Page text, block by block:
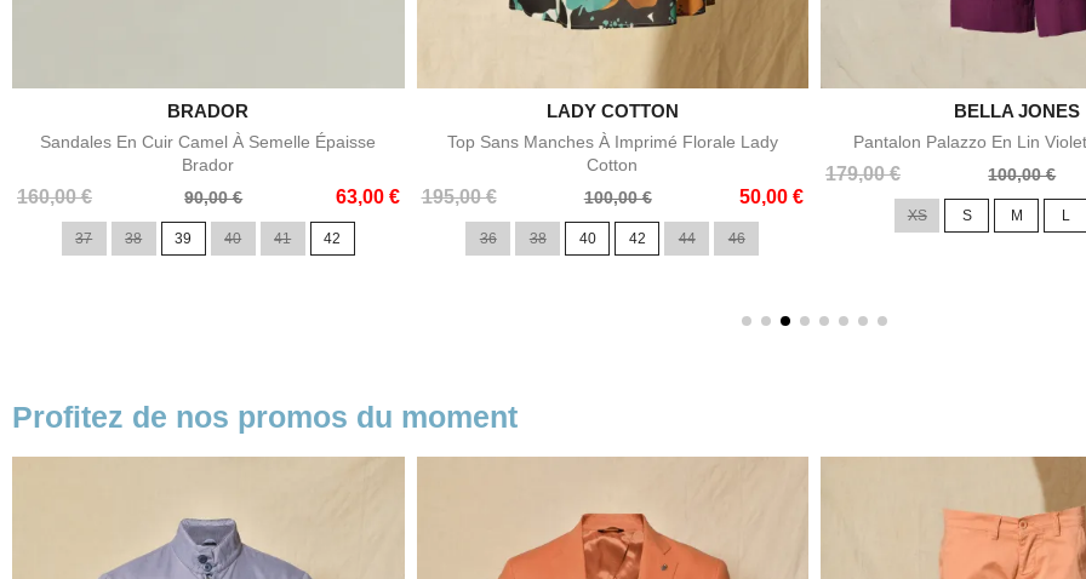
Aperçu rapide
BRADOR
Sandales En Cuir Camel À Semelle Épaisse
Brador
160,00 €
Prix
90,00 € 63,00 €
Prix
37 38 39 40 41 42
Aperçu rapide
LADY COTTON
Top Sans Manches À Imprimé Florale Lady
Cotton
195,00 €
Prix
100,00 € 50,00 €
Prix
36 38 40 42 44 46
Aperçu rapide
BELLA JONES
Pantalon Palazzo En Lin
179,00 €
Prix
100,00 €
Prix
XS S M L
Profitez de nos promos du moment